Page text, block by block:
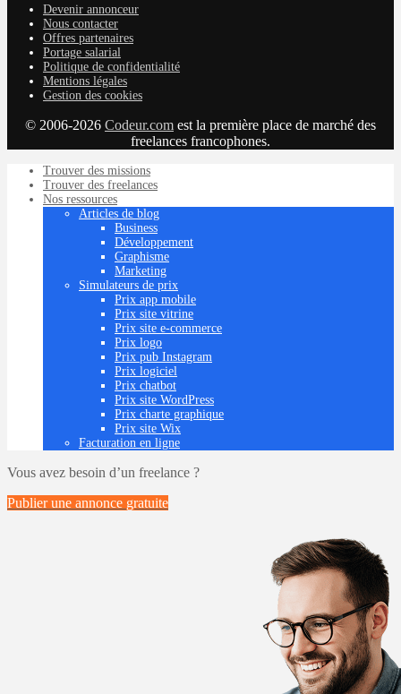
Devenir annonceur
Nous contacter
Offres partenaires
Portage salarial
Politique de confidentialité
Mentions légales
Gestion des cookies
© 2006-2026 Codeur.com est la première place de marché des
freelances francophones.
Trouver des missions
Trouver des freelances
Nos ressources
Articles de blog
Business
Développement
Graphisme
Marketing
Simulateurs de prix
Prix app mobile
Prix site vitrine
Prix site e-commerce
Prix logo
Prix pub Instagram
Prix logiciel
Prix chatbot
Prix site WordPress
Prix charte graphique
Prix site Wix
Facturation en ligne
Vous avez besoin d’un freelance ?
Publier une annonce gratuite